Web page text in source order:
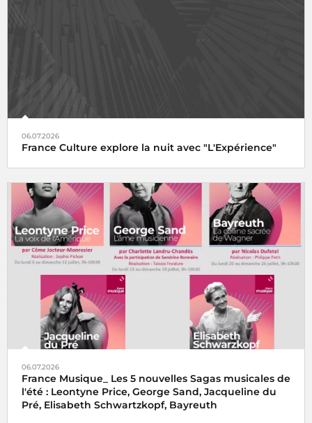
06.07.2026
France Culture explore la nuit avec "L'Expérience"
06.07.2026
France Musique_ Les 5 nouvelles Sagas musicales de
l'été : Leontyne Price, George Sand, Jacqueline du
Pré, Elisabeth Schwartzkopf, Bayreuth